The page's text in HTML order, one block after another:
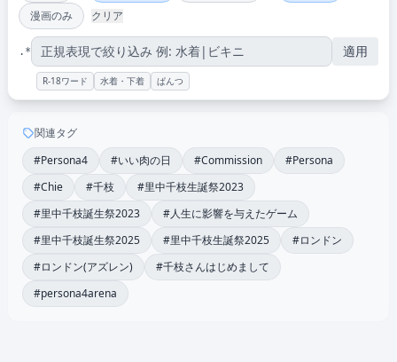
漫画のみ
クリア
.* 適用
R-18ワード 水着・下着 ぱんつ
関連タグ
#Persona4
#いい肉の日 #Commission
#Persona
#Chie
#千枝
#里中千枝生誕祭2023
#里中千枝誕生祭2023
#人生に影響を与えたゲーム
#里中千枝誕生祭2025
#里中千枝生誕祭2025
#ロンドン
#ロンドン(アズレン)
#千枝さんはじめまして
#persona4arena